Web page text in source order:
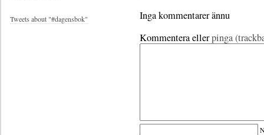
Inga kommentarer ännu
Kommentera ellerpinga
Tweets about "#dagensbok"